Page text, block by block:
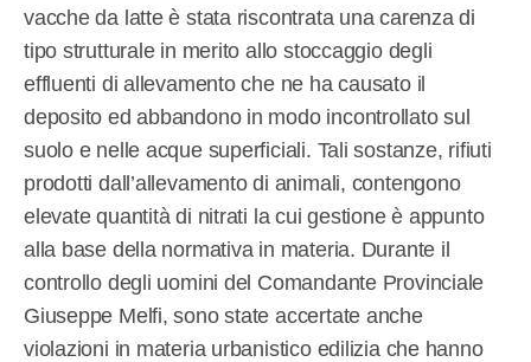
vacche da latte è stata riscontrata una carenza di
tipo strutturale in merito allo stoccaggio degli
effluenti di allevamento che ne ha causato il
deposito ed abbandono in modo incontrollato sul
suolo e nelle acque superficiali. Tali sostanze, rifiuti
prodotti dall’allevamento di animali, contengono
elevate quantità di nitrati la cui gestione è appunto
alla base della normativa in materia. Durante il
controllo degli uomini del Comandante Provinciale
Giuseppe Melfi, sono state accertate anche
violazioni in materia urbanistico edilizia che hanno